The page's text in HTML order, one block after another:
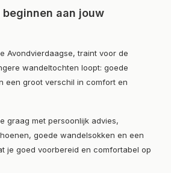
aan jouw
Avondvierdaagse, traint voor de
wandeltochten loopt: goede
een groot verschil in comfort en
graag met persoonlijk advies,
goede wandelsokken en een
je goed voorbereid en comfortabel op